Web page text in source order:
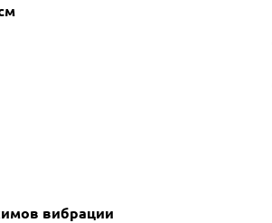
вибрации